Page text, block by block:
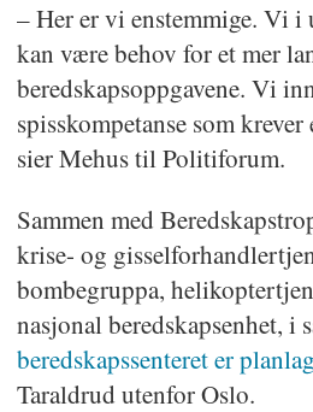
– Her er vi enstemmige. Vi i
kan være behov for et mer
beredskapsoppgavene. Vi
spisskompetanse som
sier Mehus til Politiforum.
Sammen med
krise- og
bombegruppa,
nasjonal beredskapsenhet, i
beredskapssenteret er
Taraldrud utenfor Oslo.